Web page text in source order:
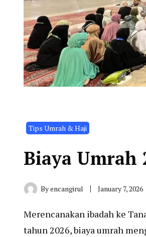
Tips Umrah & Haji
Biaya Umrah
Byencangirul January 7, 2026
Merencanakan ibadah ke
tahun 2026, biaya umrah